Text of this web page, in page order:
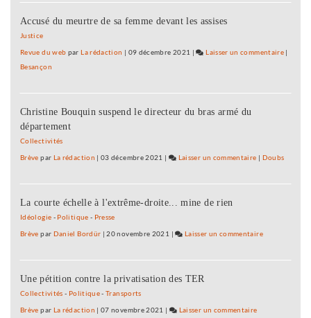
que
!
Accusé du meurtre de sa femme devant les assises
Justice
Revue du web parLa rédaction | 09 décembre 2021 | Laisser un commentaire on
le
|
Besançon
Christine Bouquin suspend le directeur du bras armé du
département
Collectivités
Brève par La rédaction |03 décembre 2021 | Laisser un commentaire on
que
| Doubs
La courte échelle à l'extrême-droite... mine de rien
Idéologie - Politique - Presse
Brève par Daniel Bordür |20 novembre 2021 | Laisser un commentaireon
que
Une pétition contre la privatisation des TER
Collectivités - Politique-Transports
Brève par La rédaction |07 novembre 2021 | Laisser un commentaire